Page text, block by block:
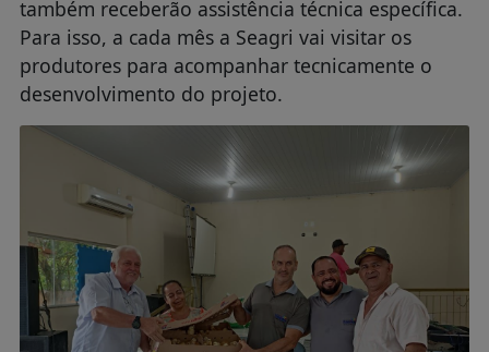
também receberão assistência técnica específica.
Para isso, a cada mês a Seagri vai visitar os
produtores para acompanhar tecnicamente o
desenvolvimento do projeto.